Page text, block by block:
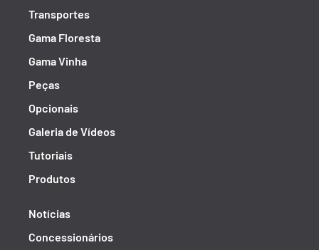
Transportes
Gama Floresta
Gama Vinha
Peças
Opcionais
Galeria de Vídeos
Tutoriais
Produtos
Notícias
Concessionários